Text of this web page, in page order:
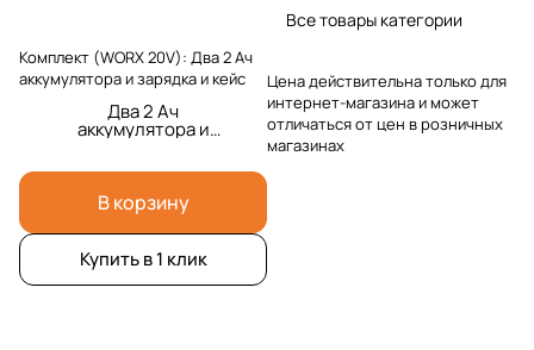
Комплект (WORX 20V): Два 2 Ач
аккумулятора и зарядка и кейс
Два 2 Ач
аккумулятора и
зарядка и кейс
В корзину
Купить в 1 клик
Все товары категории
Цена действительна только для
интернет-магазина и может
отличаться от цен в розничных
магазинах